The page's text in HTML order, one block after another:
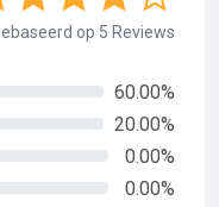
op 5 Reviews
60.00%
20.00%
0.00%
0.00%